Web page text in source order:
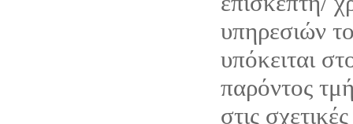
υπηρεσιών
υπόκειται
παρόντος
στις